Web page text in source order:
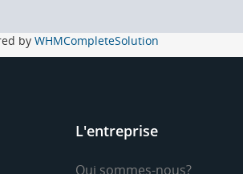
by WHMCompleteSolution
L'entreprise
Qui sommes-nous?